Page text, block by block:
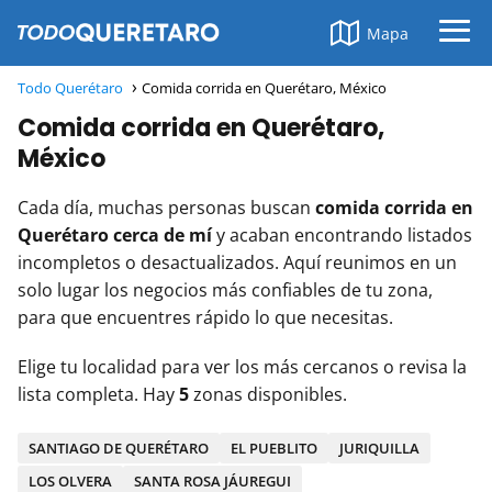
Mapa
Todo Querétaro Comida corrida en Querétaro, México
Comida corrida en Querétaro,
México
Cada día, muchas personas buscan comida corrida en
Querétaro cerca de míy acaban encontrando listados
incompletos o desactualizados. Aquí reunimos en un
solo lugar los negocios más confiables de tu zona,
para que encuentres rápido lo que necesitas.
Elige tu localidad para ver los más cercanos o revisa la
lista completa. Hay5zonas disponibles.
SANTIAGO DE QUERÉTARO EL PUEBLITO
JURIQUILLA
LOS OLVERA
SANTA ROSA JÁUREGUI